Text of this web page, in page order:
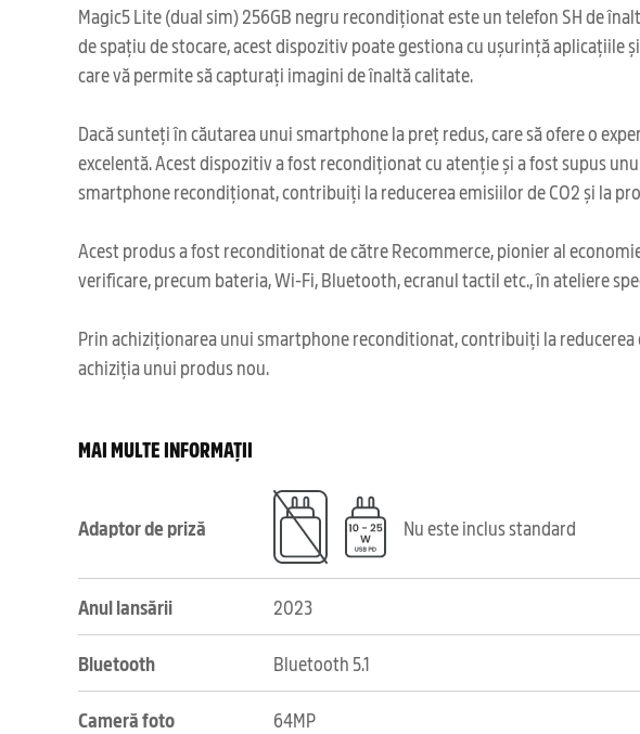
Magic5 Lite (dual sim) 256GB negru recondiționat este un telefon SH de
de spațiu de stocare, acest dispozitiv poate gestiona cu ușurință aplicațiile
care vă permite să capturați imagini de înaltă calitate.
Dacă sunteți în căutarea unui smartphone la preț redus, care să ofere o
excelentă. Acest dispozitiv a fost recondiționat cu atenție și a fost supus
smartphone recondiționat, contribuiți la reducerea emisiilor de CO2 și la
Acest produs a fost reconditionat de către Recommerce, pionier al
verificare, precum bateria, Wi-Fi, Bluetooth, ecranul tactil etc., în ateliere
Prin achiziționarea unui smartphone reconditionat, contribuiți la
achiziția unui produs nou.
MAI MULTE INFORMAȚII
Adaptor de priză Nu este inclus standard
Anul lansării 2023
Bluetooth Bluetooth 5.1
Cameră foto 64MP